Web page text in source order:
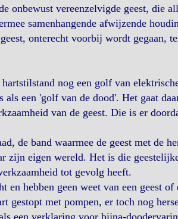
onbewust vereenzelvigde geest, die
samenhangende afwijzende
onterecht voorbij wordt gegaan,
nog een golf van
als een 'golf van de dood'. Het gaat
van de geest. Die is er
de band waarmee de geest met de
zijn eigen wereld. Het is die
tot gevolg heeft.
hebben geen weet van een geest of
gestopt met pompen, er toch nog
een verklaring voor bijna-